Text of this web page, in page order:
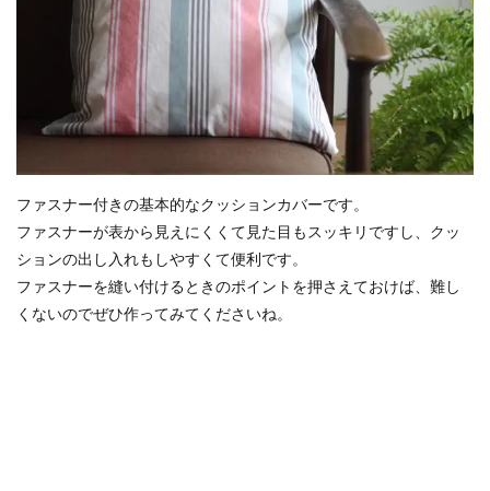
ファスナー付きの基本的なクッションカバーです。
ファスナーが表から見えにくくて見た目もスッキリですし、クッ
ションの出し入れもしやすくて便利です。
ファスナーを縫い付けるときのポイントを押さえておけば、難し
くないのでぜひ作ってみてくださいね。